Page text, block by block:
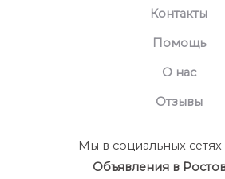
Контакты
Помощь
О нас
Отзывы
Мы в социальных сетях
Объявления в